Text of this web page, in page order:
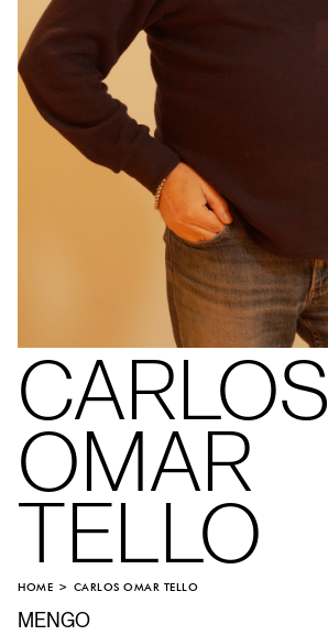
CARLOS
OMAR
TELLO
HOME CARLOS OMAR TELLO
MENGO